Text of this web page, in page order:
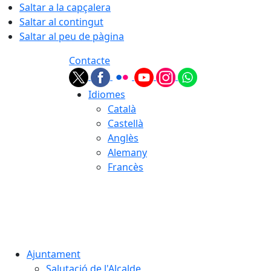
Saltar a la capçalera
Saltar al contingut
Saltar al peu de pàgina
Contacte
Idiomes
Català
Castellà
Anglès
Alemany
Francès
Ajuntament